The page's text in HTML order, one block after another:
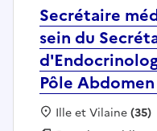
Secrétaire
sein du
Pôle
Localisation :
Ille et Vilaine(35)